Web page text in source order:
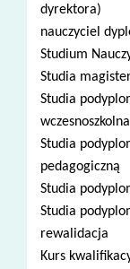
dyrektora)
nauczyciel
Studium
Studia
Studia
Studia
pedagogiczną
Studia
Studia
rewalidacja
Kurs